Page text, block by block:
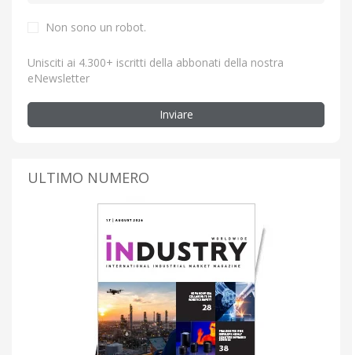
Non sono un robot.
Unisciti ai 4.300+ iscritti della abbonati della nostra
eNewsletter
Inviare
ULTIMO NUMERO